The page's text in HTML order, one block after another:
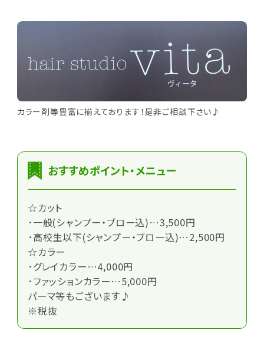
カラー剤等豊富に揃えております！是非ご相談下さい♪
おすすめポイント・メニュー
☆カット
･一般(シャンプー・ブロー込)…3,500円
･高校生以下(シャンプー・ブロー込)…2,500円
☆カラー
･グレイカラー…4,000円
･ファッションカラー…5,000円
パーマ等もございます♪
※税抜